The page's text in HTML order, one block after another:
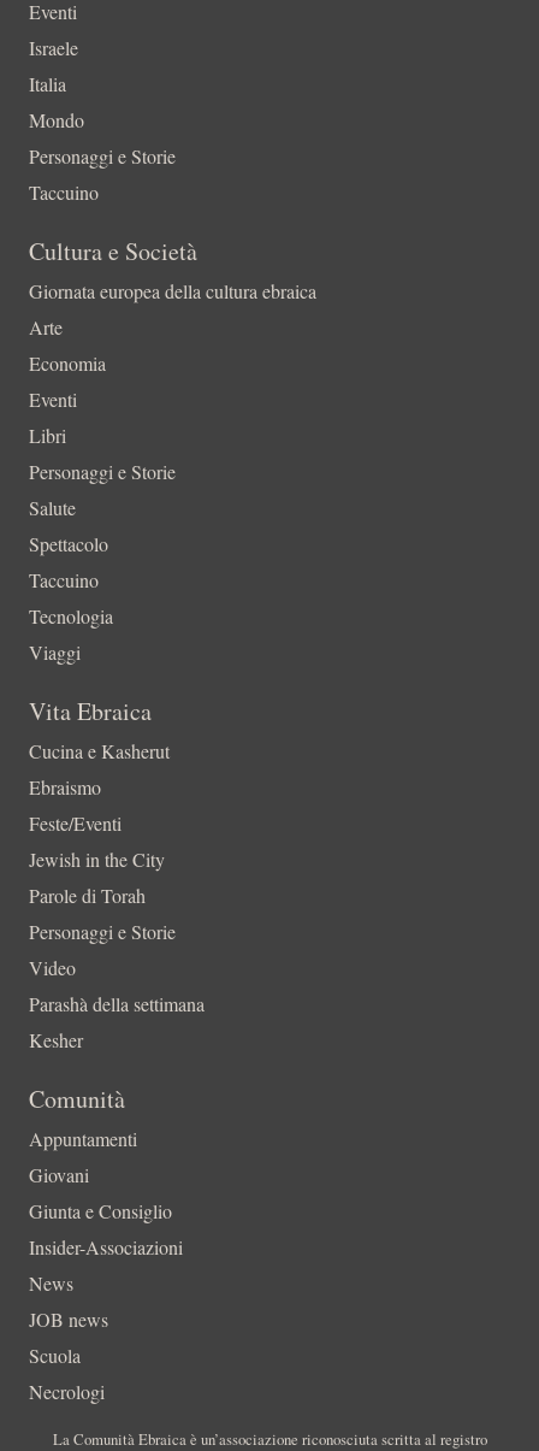
Eventi
Israele
Italia
Mondo
Personaggi e Storie
Taccuino
Cultura e Società
Giornata europea della cultura ebraica
Arte
Economia
Eventi
Libri
Personaggi e Storie
Salute
Spettacolo
Taccuino
Tecnologia
Viaggi
Vita Ebraica
Cucina e Kasherut
Ebraismo
Feste/Eventi
Jewish in the City
Parole di Torah
Personaggi e Storie
Video
Parashà della settimana
Kesher
Comunità
Appuntamenti
Giovani
Giunta e Consiglio
Insider-Associazioni
News
JOB news
Scuola
Necrologi
La Comunità Ebraica è un’associazione riconosciuta scritta al registro